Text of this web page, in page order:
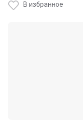
В избранное